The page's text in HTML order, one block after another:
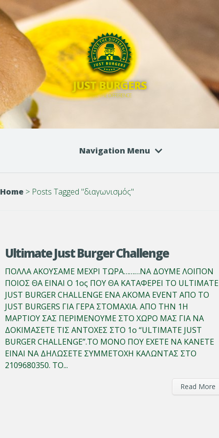
JUST BURGERS
TASTE THE DIFFERENCE
Navigation Menu
Home > Posts Tagged "διαγωνισμός"
Ultimate Just Burger Challenge
ΠΟΛΛΑ ΑΚΟΥΣΑΜΕ ΜΕΧΡΙ ΤΩΡΑ………ΝΑ ΔΟΥΜΕ ΛΟΙΠΟΝ
ΠΟΙΟΣ ΘΑ ΕΙΝΑΙ Ο 1ος ΠΟΥ ΘΑ ΚΑΤΑΦΕΡΕΙ ΤΟ ULTIMATE
JUST BURGER CHALLENGE ΕΝΑ ΑΚΟΜΑ EVENT AΠΟ TO
JUST BURGERS ΓΙΑ ΓΕΡΑ ΣΤΟΜΑΧΙΑ. ΑΠΟ ΤΗΝ 1Η
ΜΑΡΤΙΟΥ ΣΑΣ ΠΕΡΙΜΕΝΟΥΜΕ ΣΤΟ ΧΩΡΟ ΜΑΣ ΓΙΑ ΝΑ
ΔΟΚΙΜΑΣΕΤΕ ΤΙΣ ΑΝΤΟΧΕΣ ΣΤΟ 1o “ULTIMATE JUST
BURGER CHALLENGE”.TO MONO ΠΟΥ ΕΧΕΤΕ ΝΑ ΚΑΝΕΤΕ
ΕΙΝΑΙ ΝΑ ΔΗΛΩΣΕΤΕ ΣΥΜΜΕΤΟΧΗ ΚΑΛΩΝΤΑΣ ΣΤΟ
2109680350. ΤΟ...
Read More